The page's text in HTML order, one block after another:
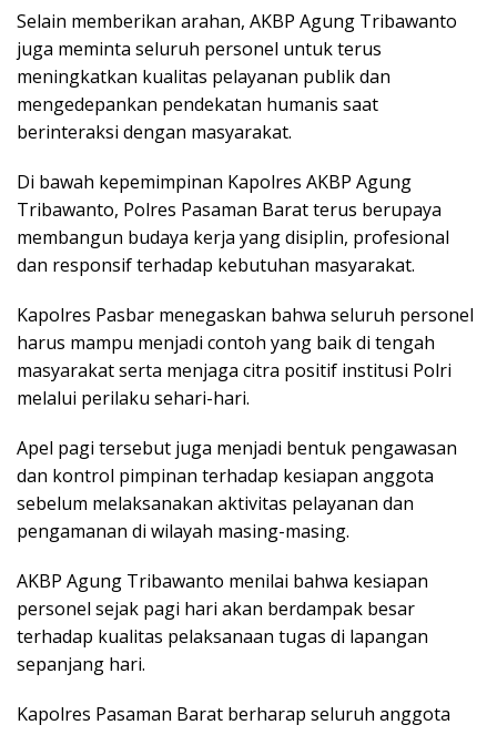
Selain memberikan arahan, AKBP Agung Tribawanto
juga meminta seluruh personel untuk terus
meningkatkan kualitas pelayanan publik dan
mengedepankan pendekatan humanis saat
berinteraksi dengan masyarakat.
Di bawah kepemimpinan Kapolres AKBP Agung
Tribawanto, Polres Pasaman Barat terus berupaya
membangun budaya kerja yang disiplin, profesional
dan responsif terhadap kebutuhan masyarakat.
Kapolres Pasbar menegaskan bahwa seluruh personel
harus mampu menjadi contoh yang baik di tengah
masyarakat serta menjaga citra positif institusi Polri
melalui perilaku sehari-hari.
Apel pagi tersebut juga menjadi bentuk pengawasan
dan kontrol pimpinan terhadap kesiapan anggota
sebelum melaksanakan aktivitas pelayanan dan
pengamanan di wilayah masing-masing.
AKBP Agung Tribawanto menilai bahwa kesiapan
personel sejak pagi hari akan berdampak besar
terhadap kualitas pelaksanaan tugas di lapangan
sepanjang hari.
Kapolres Pasaman Barat berharap seluruh anggota